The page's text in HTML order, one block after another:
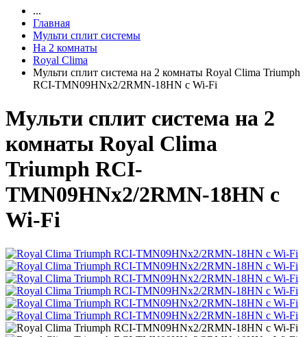
...
Главная
Мульти сплит системы
На 2 комнаты
Royal Clima
Мульти сплит система на 2 комнаты Royal Clima Triumph
RCI-TMN09HNх2/2RMN-18HN с Wi-Fi
Мульти сплит система на 2
комнаты Royal Clima
Triumph RCI-
TMN09HNх2/2RMN-18HN с
Wi-Fi